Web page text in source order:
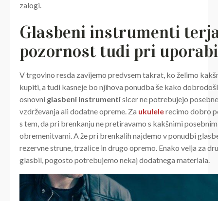
zalogi.
Glasbeni instrumenti
pozornost tudi pri uporabi
V trgovino resda zavijemo predvsem takrat, ko želimo
kupiti, a tudi kasneje bo njihova ponudba še kako
osnovni glasbeni instrumentisicer ne potrebujejo
vzdrževanja ali dodatne opreme. Za ukulelerecimo dobro
s tem, da pri brenkanju ne pretiravamo s kakšnimi
obremenitvami. A že pri brenkalih najdemo v ponudbi
rezervne strune, trzalice in drugo opremo. Enako velja za
glasbil, pogosto potrebujemo nekaj dodatnega materiala.